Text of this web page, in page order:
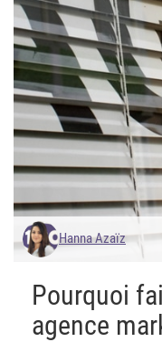
Hanna Azaïz
Pourquoi
agence